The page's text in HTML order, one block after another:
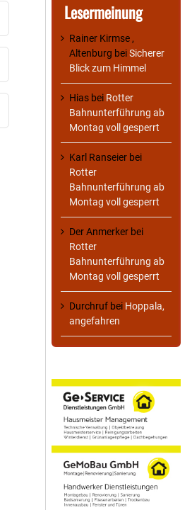
Lesermeinung
Rainer Kirmse ,
Altenburg beiSicherer
Blick zum Himmel
Hias bei Rotter
Bahnunterführung ab
Montag voll gesperrt
Karl Ranseier bei
Rotter
Bahnunterführung ab
Montag voll gesperrt
Der Anmerker bei
Rotter
Bahnunterführung ab
Montag voll gesperrt
Durchruf bei Hoppala,
angefahren